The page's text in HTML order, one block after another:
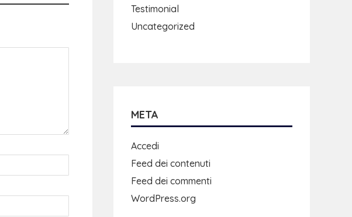
Testimonial
Uncategorized
META
Accedi
Feed dei contenuti
Feed dei commenti
WordPress.org